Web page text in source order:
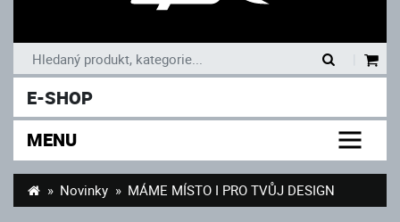
E-SHOP
MENU
Novinky MÁME MÍSTO I PRO TVŮJ DESIGN